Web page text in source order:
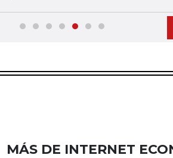
MÁS DE INTERNET